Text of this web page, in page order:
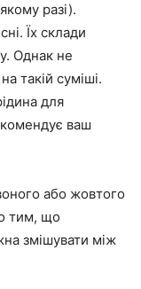
разі).
Їх склади
Однак не
такій суміші.
для
ваш
або жовтого
тим, що
змішувати між